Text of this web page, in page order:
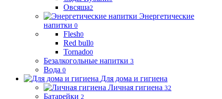
Овсяша2
Энергетические
напитки 0
Flesh0
Red bull0
Tornado0
Безалкогольные напитки 3
Вода 0
Для дома и гигиена
Личная гигиена 32
Батарейки 2